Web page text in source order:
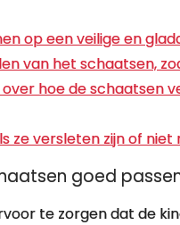
op een veilige en
van het schaatsen,
hoe de schaatsen
ze versleten zijn of
goed
te zorgen dat de